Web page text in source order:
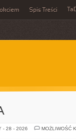
Spis Treści
- 28 - 2026
MOŻLIWOŚĆ